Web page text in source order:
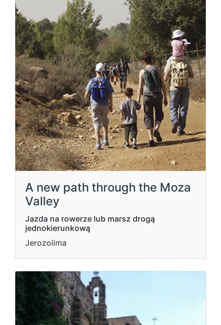
A new path through the Moza
Valley
Jazda na rowerze lub marsz drogą
jednokierunkową
Jerozolima